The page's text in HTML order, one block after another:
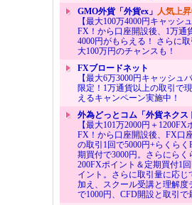
GMO外貨「外貨ex」 人気上昇
【最大100万4000円キャッシ
FX！から口座開設後、1万通
4000円がもらえる！ さらに
大100万円のチャンスも！
FXブロードネット
【最大6万3000円キャッシュ
限定！1万通貨以上の取引で
えるキャンペーン実施中！
外為どっとコム「外貨ネクス
【最大101万2000円＋
FX！から口座開設後、FX口
の取引1回で5000円+らくら
期買付で3000円。さらにら
200FXポイント＆定期買付1
イント。さらに取引量に応じ
加え、スクール受講と理解度
で1000円、CFD開設と取引で